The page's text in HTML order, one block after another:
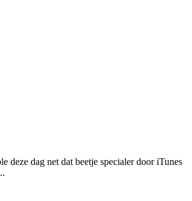
deze dag net dat beetje specialer door iTunes